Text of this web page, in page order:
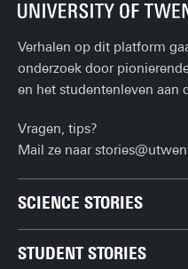
Verhalen op dit platform
onderzoek door
en het studentenleven aan
Vragen, tips?
Mail ze naar
SCIENCE STORIES
STUDENT STORIES